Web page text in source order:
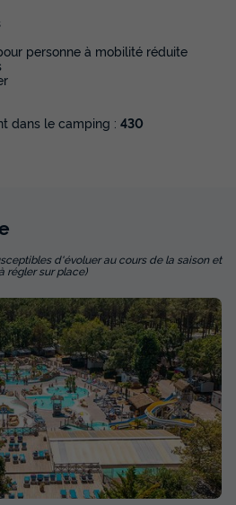
- Mobil-home |
| Terrasse simple
- Mobil-home | Comfort | 2 Ch. | 4
09/2026
441 €
315 €
Prix de comparaison
-28%
d'économie
disponibilités
personne à mobilité réduite
dans le camping : 430
d'évoluer au cours de la saison et
régler sur place)